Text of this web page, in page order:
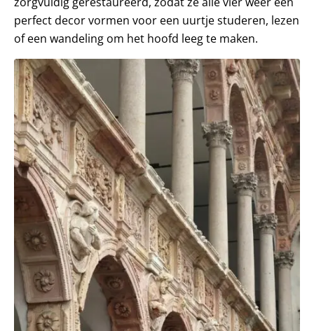
perfect decor vormen voor een uurtje studeren, lezen
of een wandeling om het hoofd leeg te maken.